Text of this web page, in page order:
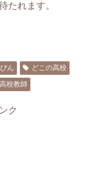
たれます。
ん
どこの高校
高校教師
ク